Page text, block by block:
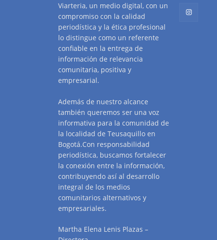
Viarteria, un medio digital, con un
compromiso con la calidad
periodística y la ética profesional
lo distingue como un referente
confiable en la entrega de
información de relevancia
comunitaria, positiva y
empresarial.
Además de nuestro alcance
también queremos ser una voz
informativa para la comunidad de
la localidad de Teusaquillo en
Bogotá.Con responsabilidad
periodística, buscamos fortalecer
la conexión entre la información,
contribuyendo así al desarrollo
integral de los medios
comunitarios alternativos y
empresariales.
Martha Elena Lenis Plazas –